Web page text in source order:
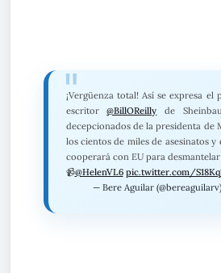
¡Vergüenza total! Así se expresa el
escritor@BillOReilly de
decepcionados de la presidenta de
los cientos de miles de asesinatos y
cooperará con EU para
📹@HelenVL6 pic.twitter.com/
— Bere Aguilar (@bereaguilarv)